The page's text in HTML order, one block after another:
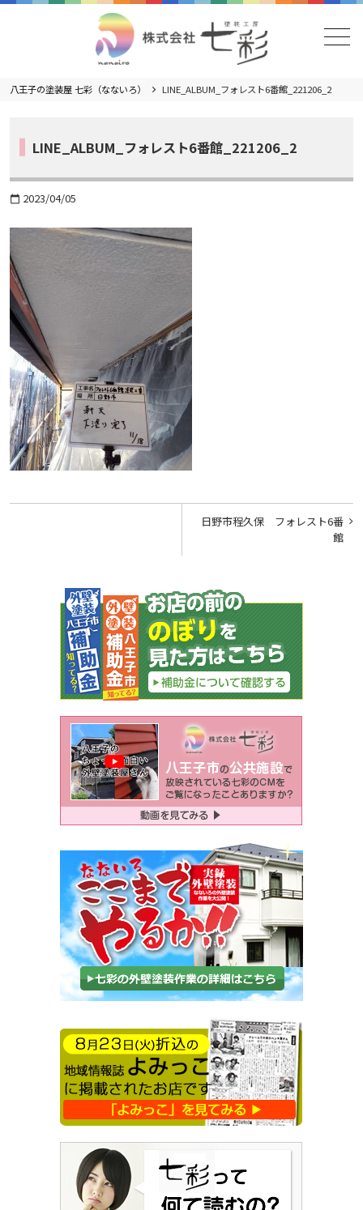
メニュー
八王子の塗装屋 七彩（なないろ） LINE_ALBUM_フォレスト6番館_221206_2
LINE_ALBUM_フォレスト6番館_221206_2
calendar_today 2023/04/05
日野市程久保 フォレスト6番
館